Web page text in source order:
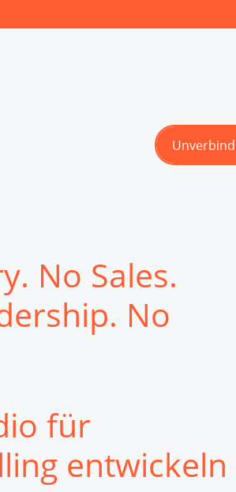
Marke, Change & Vertrieb | explain
No Sales.
No
für
entwickeln